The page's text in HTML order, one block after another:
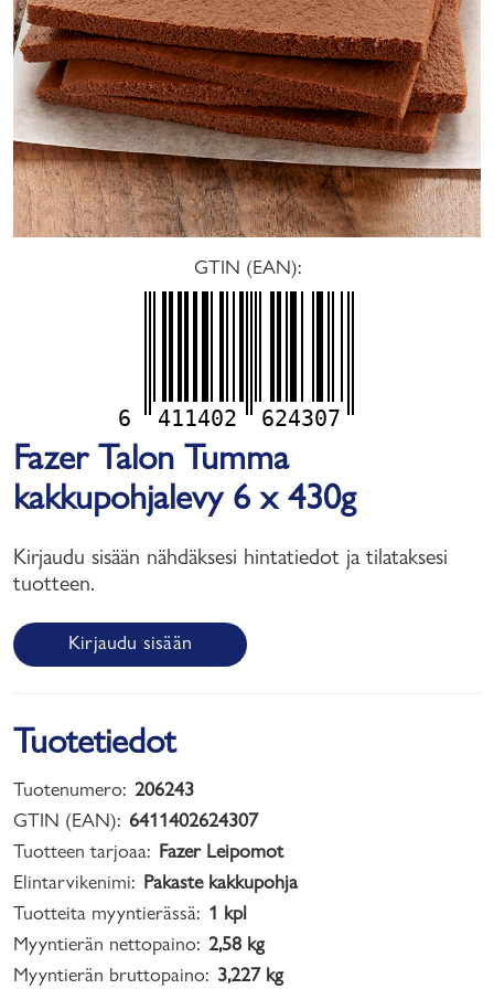
GTIN (EAN):
6 411402 624307
Fazer Talon Tumma
kakkupohjalevy 6 x 430g
Kirjaudu sisään nähdäksesi hintatiedot ja tilataksesi
tuotteen.
Kirjaudu sisään
Tuotetiedot
Tuotenumero: 206243
GTIN (EAN): 6411402624307
Tuotteen tarjoaa: Fazer Leipomot
Elintarvikenimi: Pakaste kakkupohja
Tuotteita myyntierässä: 1 kpl
Myyntierän nettopaino: 2,58 kg
Myyntierän bruttopaino: 3,227 kg